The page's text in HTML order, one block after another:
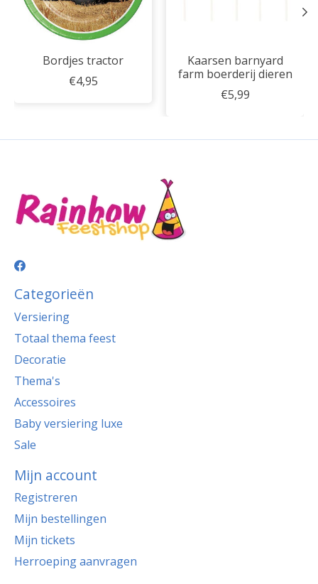
Bordjes tractor
€4,95
Kaarsen barnyard
farm boerderij dieren
€5,99
Categorieën
Versiering
Totaal thema feest
Decoratie
Thema's
Accessoires
Baby versiering luxe
Sale
Mijn account
Registreren
Mijn bestellingen
Mijn tickets
Herroeping aanvragen